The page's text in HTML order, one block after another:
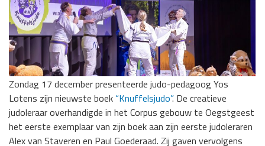
Zondag 17 december presenteerde judo-pedagoog Yos
Lotens zijn nieuwste boek “Knuffelsjudo”. De creatieve
judoleraar overhandigde in het Corpus gebouw te Oegstgeest
het eerste exemplaar van zijn boek aan zijn eerste judoleraren
Alex van Staveren en Paul Goederaad. Zij gaven vervolgens